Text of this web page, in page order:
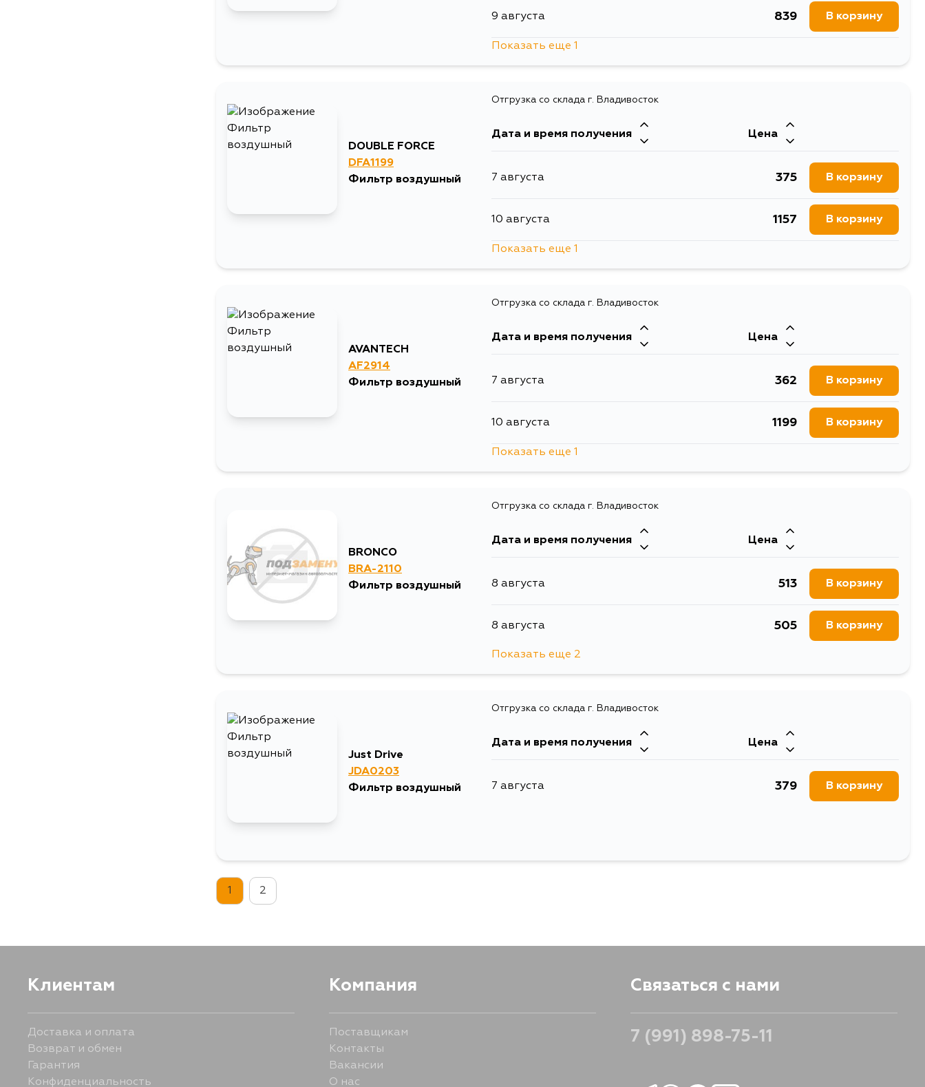
9 августа 839 В корзину
Показать еще 1
DOUBLE FORCE
DFA1199
Фильтр воздушный
Отгрузка со склада г. Владивосток
Дата и время получения Цена
7 августа 375 В корзину
10 августа 1157 В корзину
Показать еще 1
AVANTECH
AF2914
Фильтр воздушный
Отгрузка со склада г. Владивосток
Дата и время получения Цена
7 августа 362 В корзину
10 августа 1199 В корзину
Показать еще 1
BRONCO
BRA-2110
Фильтр воздушный
Отгрузка со склада г. Владивосток
Дата и время получения Цена
8 августа 513 В корзину
8 августа 505 В корзину
12 августа
Показать еще 2
Just Drive
JDA0203
Фильтр воздушный
Отгрузка со склада г. Владивосток
Дата и время получения Цена
7 августа 379 В корзину
1 2
Клиентам
Доставка и оплата
Возврат и обмен
Гарантия
Конфиденциальность
Компания
Поставщикам
Контакты
Вакансии
О нас
Связаться с нами
7 (991) 898-75-11